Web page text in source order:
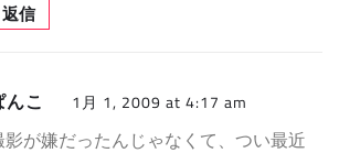
返信
んこ 1月 1, 2009 at 4:17 am
影が嫌だったんじゃなくて、つい最近